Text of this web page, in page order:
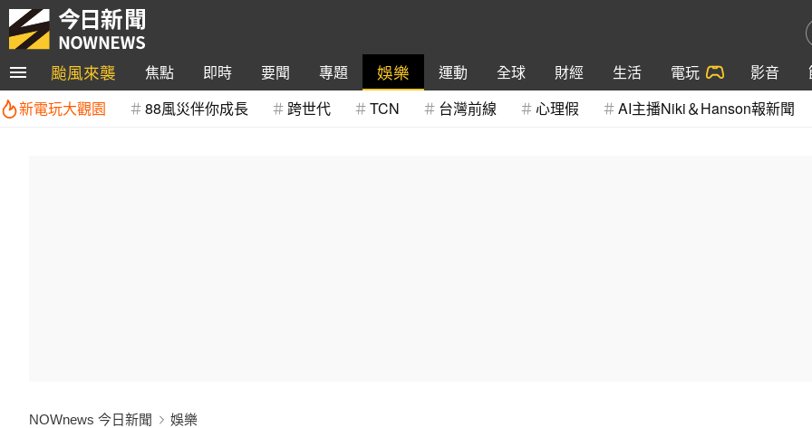
颱風來襲 焦點 即時 要聞 專題 娛樂 運動 全球 財經 生活 電玩 影音
新電玩大觀園
88風災伴你成長 跨世代 TCN 台灣前線 心理假 AI主播Niki＆Hanson報新聞
NOWnews 今日新聞 娛樂